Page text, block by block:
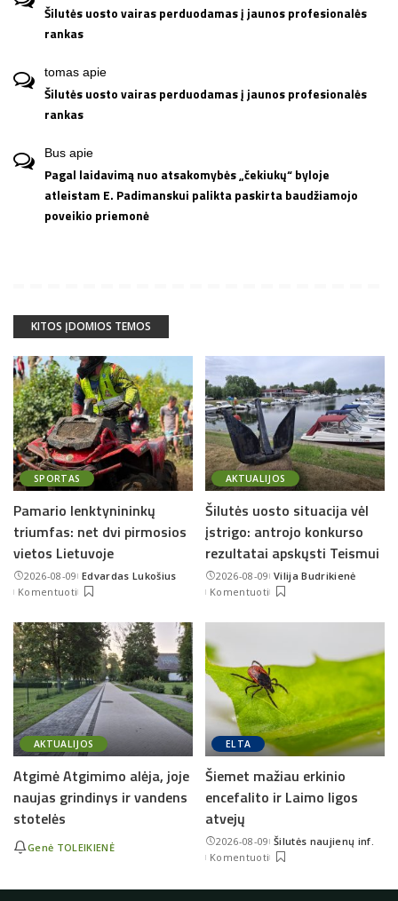
Šilutės uosto vairas perduodamas į jaunos profesionalės
rankas
tomas apie
Šilutės uosto vairas perduodamas į jaunos profesionalės
rankas
Bus apie
Pagal laidavimą nuo atsakomybės „čekiukų“ byloje
atleistam E. Padimanskui palikta paskirta baudžiamojo
poveikio priemonė
KITOS ĮDOMIOS TEMOS
SPORTAS
Pamario lenktynininkų
triumfas: net dvi pirmosios
vietos Lietuvoje
2026-08-09Posted
by
Edvardas Lukošius
Komentuoti
AKTUALIJOS
Šilutės uosto situacija vėl
įstrigo: antrojo konkurso
rezultatai apskųsti Teismui
2026-08-09Posted
by
Vilija Budrikienė
Komentuoti
AKTUALIJOS
Atgimė Atgimimo alėja, joje
naujas grindinys ir vandens
stotelės
Genė TOLEIKIENĖ
ELTA
Šiemet mažiau erkinio
encefalito ir Laimo ligos
atvejų
2026-08-09Posted
by
Šilutės naujienų inf.
Komentuoti